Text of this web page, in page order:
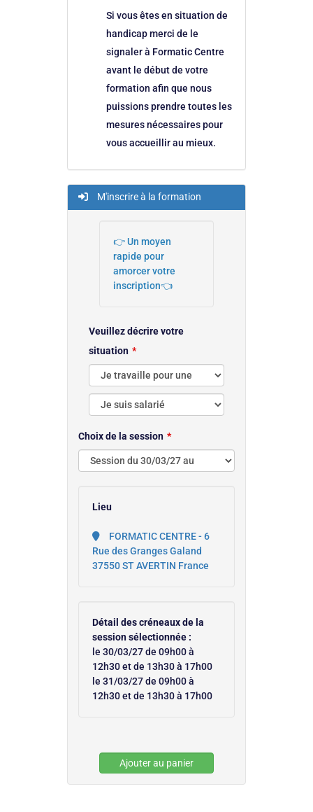
Si vous êtes en situation de
handicap merci de le
signaler à Formatic Centre
avant le début de votre
formation afin que nous
puissions prendre toutes les
mesures nécessaires pour
vous accueillir au mieux.
M'inscrire à la formation
👉 Un moyen
rapide pour
amorcer votre
inscription👈
Veuillez décrire votre
situation
Choix de la session
Lieu
Rue des Granges Galand
37550 ST AVERTIN France
Détail des créneaux de la
session sélectionnée :
le 30/03/27 de 09h00 à
12h30 et de 13h30 à 17h00
le 31/03/27 de 09h00 à
12h30 et de 13h30 à 17h00
Ajouter au panier